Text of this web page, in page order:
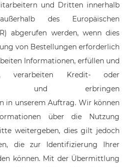
und Dritten innerhalb
des Europäischen
abgerufen werden, wenn dies
von Bestellungen erforderlich
Informationen, erfüllen und
verarbeiten Kredit- oder
und erbringen
in unserem Auftrag. Wir können
über die Nutzung
weitergeben, dies gilt jedoch
die zur Identifizierung Ihrer
können. Mit der Übermittlung